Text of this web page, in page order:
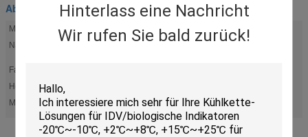
Hinterlass eine Nachricht
Wir rufen Sie bald zurück!
Abkühlende Weste PCMs
Material:
PVC
Name:
Farbe:
Hersteller:Ja
Markieren:abkühlende Weste der Phasenänderung,Eisbeutelweste